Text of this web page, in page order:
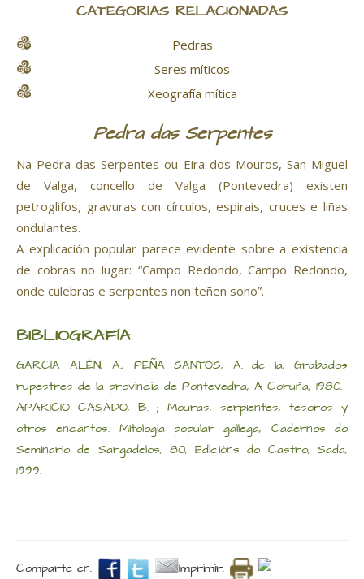
CATEGORÍAS RELACIONADAS
Pedras
Seres míticos
Xeografía mítica
Pedra das Serpentes
Na Pedra das Serpentes ou Eira dos Mouros, San Miguel
de Valga, concello de Valga (Pontevedra) existen
petroglifos, gravuras con círculos, espirais, cruces e liñas
ondulantes.
A explicación popular parece evidente sobre a existencia
de cobras no lugar: “Campo Redondo, Campo Redondo,
onde culebras e serpentes non teñen sono”.
BIBLIOGRAFÍA
GARCÍA ALÉN, A., PEÑA SANTOS, A. de la, Grabados
rupestres de la provincia de Pontevedra, A Coruña, 1980.
APARICIO CASADO, B. ; Mouras, serpientes, tesoros y
otros encantos. Mitología popular gallega, Cadernos do
Seminario de Sargadelos, 80, Edicións do Castro, Sada,
1999.
Comparte en. Imprimir.